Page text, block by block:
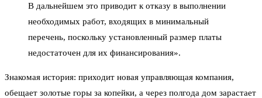
В дальнейшем это приводит к отказу в выполнении
необходимых работ, входящих в минимальный
перечень, поскольку установленный размер платы
недостаточен для их финансирования».
Знакомая история: приходит новая управляющая компания,
обещает золотые горы за копейки, а через полгода дом зарастает